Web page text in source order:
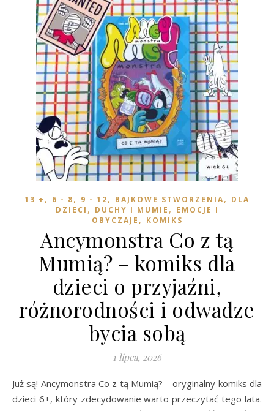
13 + , 6 - 8, 9 - 12, BAJKOWE STWORZENIA, DLA
DZIECI , DUCHY I MUMIE , EMOCJE I
OBYCZAJE , KOMIKS
Ancymonstra Co z tą
Mumią? – komiks dla
dzieci o przyjaźni,
różnorodności i odwadze
bycia sobą
1 lipca, 2026
Już są! Ancymonstra Co z tą Mumią? – oryginalny komiks dla
dzieci 6+, który zdecydowanie warto przeczytać tego lata.